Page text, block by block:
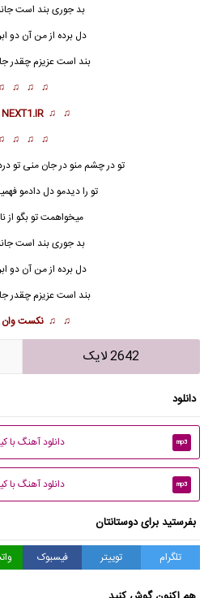
بد جوری بند است
دل برده از من آن دو
بند است عزیزم چقدر
♫ ♫ ♫
♫ ♫
NEXT1.IR
♫ ♫ ♫
تو در چشم منو در جان منی تو
تو را دیدمو دل دادمو
میخواهمت تو بگو از
بد جوری بند است
دل برده از من آن دو
بند است عزیزم چقدر
♫ ♫ نکست وان
2642 لایک
دانلود
mp3 دانلود آهنگ با
mp3 دانلود آهنگ با
بفرستید برای دوستانتان
تلگرام توییتر فیسبوک